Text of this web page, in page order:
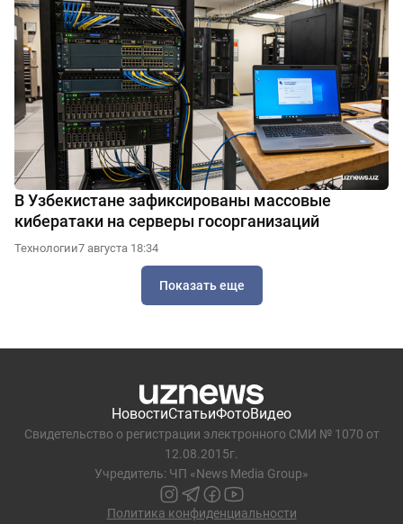
В Узбекистане зафиксированы массовые
кибератаки на серверы госорганизаций
Технологии7 августа 18:34
Показать еще
НовостиСтатьиФотоВидео
Свидетельство о регистрации электронного СМИ № 1070 от
12.08.2015г.
Учредитель: ЧП «News Media Group»
Политика конфиденциальности